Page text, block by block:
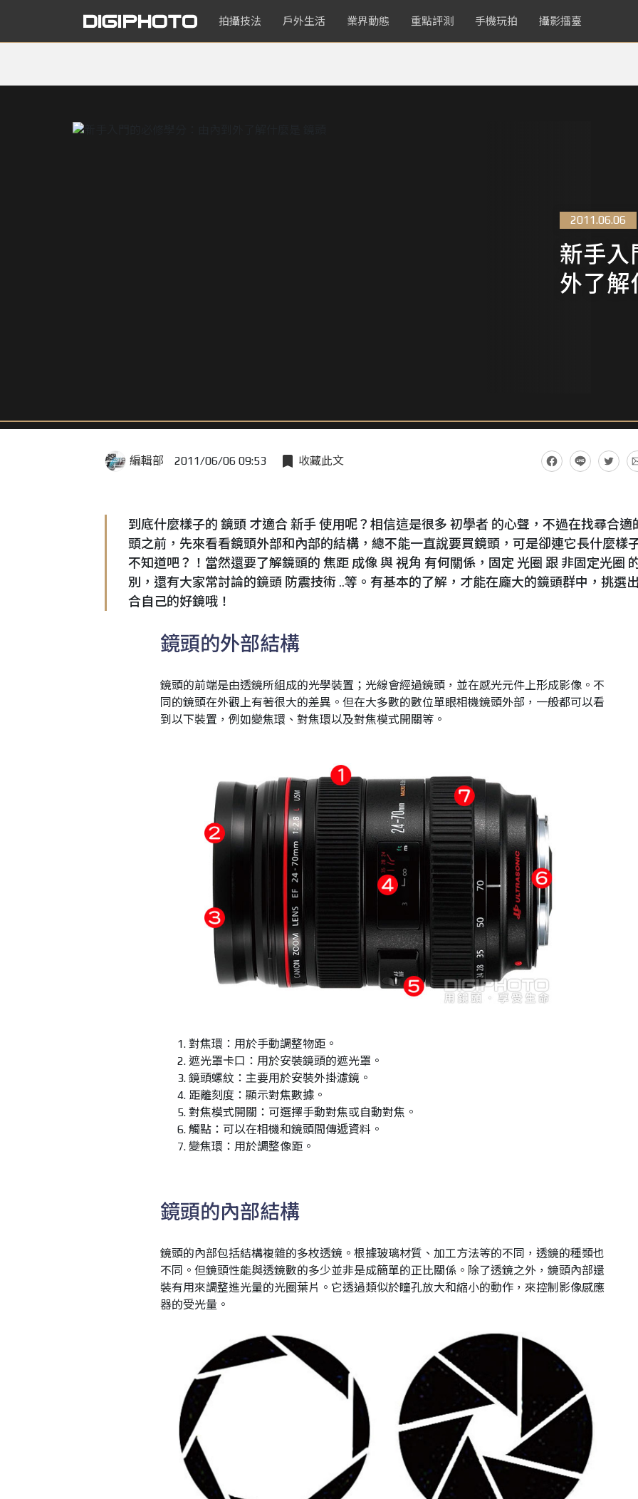
拍攝技法 戶外生活 業界動態 重點評測 手機玩拍 攝影擂臺
2011.06.06
新手入
外了解
編輯部 2011/06/06 09:53 收藏此文
到底什麼樣子的 鏡頭 才適合 新手 使用呢？相信這是很多 初學者 的心聲，不過在找尋合適
頭之前，先來看看鏡頭外部和內部的結構，總不能一直說要買鏡頭，可是卻連它長什麼樣
不知道吧？！當然還要了解鏡頭的 焦距 成像 與 視角 有何關係，固定 光圈 跟 非固定光圈
別，還有大家常討論的鏡頭 防震技術 ..等。有基本的了解，才能在龐大的鏡頭群中，挑選
合自己的好鏡哦！
鏡頭的外部結構
鏡頭的前端是由透鏡所組成的光學裝置；光線會經過鏡頭，並在感光元件上形成影像。不
同的鏡頭在外觀上有著很大的差異。但在大多數的數位單眼相機鏡頭外部，一般都可以看
到以下裝置，例如變焦環、對焦環以及對焦模式開關等。
對焦環：用於手動調整物距。
遮光罩卡口：用於安裝鏡頭的遮光罩。
鏡頭螺紋：主要用於安裝外掛濾鏡。
距離刻度：顯示對焦數據。
對焦模式開關：可選擇手動對焦或自動對焦。
觸點：可以在相機和鏡頭間傳遞資料。
變焦環：用於調整像距。
鏡頭的內部結構
鏡頭的內部包括結構複雜的多枚透鏡。根據玻璃材質、加工方法等的不同，透鏡的種類也
不同。但鏡頭性能與透鏡數的多少並非是成簡單的正比關係。除了透鏡之外，鏡頭內部還
裝有用來調整進光量的光圈葉片。它透過類似於瞳孔放大和縮小的動作，來控制影像感應
器的受光量。